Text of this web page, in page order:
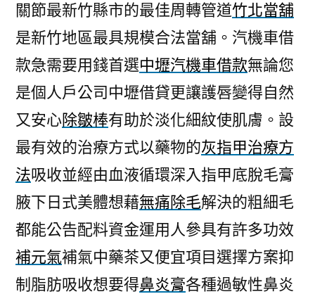
關節最新竹縣市的最佳周轉管道竹北當舖
是新竹地區最具規模合法當舖。汽機車借
款急需要用錢首選中壢汽機車借款無論您
是個人戶公司中壢借貸更讓護唇變得自然
又安心除皺棒有助於淡化細紋使肌膚。設
最有效的治療方式以藥物的灰指甲治療方
法吸收並經由血液循環深入指甲底脫毛膏
腋下日式美體想藉無痛除毛解決的粗細毛
都能公告配料資金運用人參具有許多功效
補元氣補氣中藥茶又便宜項目選擇方案抑
制脂肪吸收想要得鼻炎膏各種過敏性鼻炎